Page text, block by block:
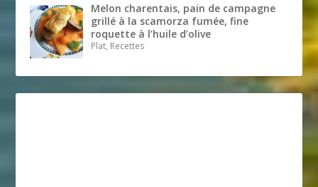
Melon charentais, pain de campagne
grillé à la scamorza fumée, fine
roquette à l’huile d’olive
Plat, Recettes